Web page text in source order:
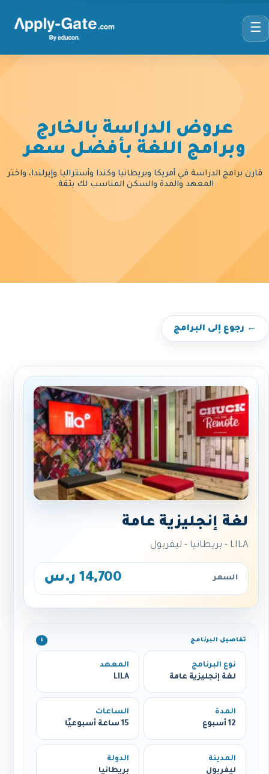
☰
عروض الدراسة بالخارج
وبرامج اللغة بأفضل سعر
قارن برامج الدراسة في أمريكا وبريطانيا وكندا وأستراليا وإيرلندا، واختر
المعهد والمدة والسكن المناسب لك بثقة.
← رجوع إلى البرامج
لغة إنجليزية عامة
LILA - بريطانيا - ليفربول
السعر 14,700 ر.س
تفاصيل البرنامج ℹ️
نوع البرنامج
لغة إنجليزية عامة
المعهد
LILA
المدة
12 أسبوع
الساعات
15 ساعة أسبوعيًا
المدينة
ليفربول
الدولة
بريطانيا